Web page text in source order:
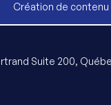
Création de contenu
Suite 200,